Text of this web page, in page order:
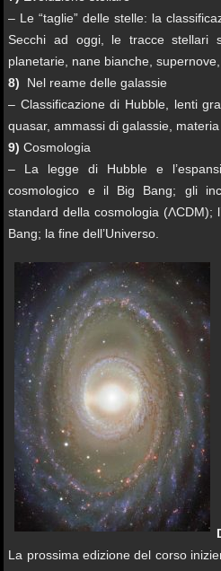
– Le “taglie” delle stelle: la
Secchi ad oggi, le tracce stellari
planetarie, nane bianche,
8) Nel reame delle galassie
– Classificazione di Hubble, lenti
quasar, ammassi di galassie,
9) Cosmologia
– La legge di Hubble e
cosmologico e il Big Bang; gli
standard della cosmologia (ΛCDM);
Bang; la fine dell’Universo.
La prossima edizione del corso